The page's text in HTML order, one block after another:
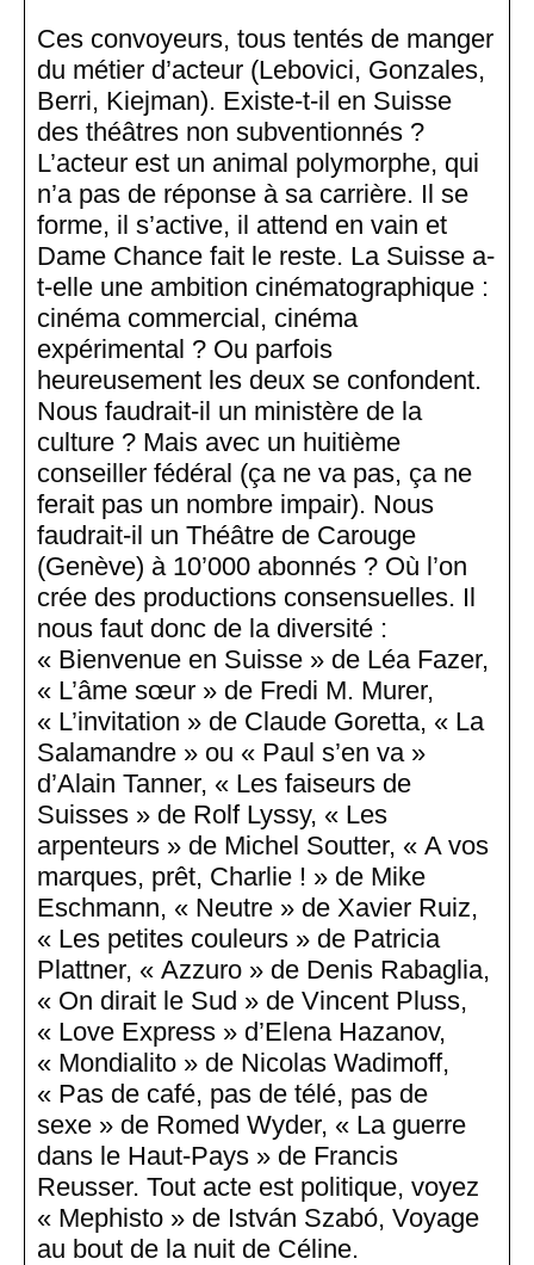
Ces convoyeurs, tous tentés de manger
du métier d’acteur (Lebovici, Gonzales,
Berri, Kiejman). Existe-t-il en Suisse
des théâtres non subventionnés ?
L’acteur est un animal polymorphe, qui
n’a pas de réponse à sa carrière. Il se
forme, il s’active, il attend en vain et
Dame Chance fait le reste. La Suisse a-
t-elle une ambition cinématographique :
cinéma commercial, cinéma
expérimental ? Ou parfois
heureusement les deux se confondent.
Nous faudrait-il un ministère de la
culture ? Mais avec un huitième
conseiller fédéral (ça ne va pas, ça ne
ferait pas un nombre impair). Nous
faudrait-il un Théâtre de Carouge
(Genève) à 10’000 abonnés ? Où l’on
crée des productions consensuelles. Il
nous faut donc de la diversité :
« Bienvenue en Suisse » de Léa Fazer,
« L’âme sœur » de Fredi M. Murer,
« L’invitation » de Claude Goretta, « La
Salamandre » ou « Paul s’en va »
d’Alain Tanner, « Les faiseurs de
Suisses » de Rolf Lyssy, « Les
arpenteurs » de Michel Soutter, « A vos
marques, prêt, Charlie ! » de Mike
Eschmann, « Neutre » de Xavier Ruiz,
« Les petites couleurs » de Patricia
Plattner, « Azzuro » de Denis Rabaglia,
« On dirait le Sud » de Vincent Pluss,
« Love Express » d’Elena Hazanov,
« Mondialito » de Nicolas Wadimoff,
« Pas de café, pas de télé, pas de
sexe » de Romed Wyder, « La guerre
dans le Haut-Pays » de Francis
Reusser. Tout acte est politique, voyez
« Mephisto » de István Szabó, Voyage
au bout de la nuit de Céline.